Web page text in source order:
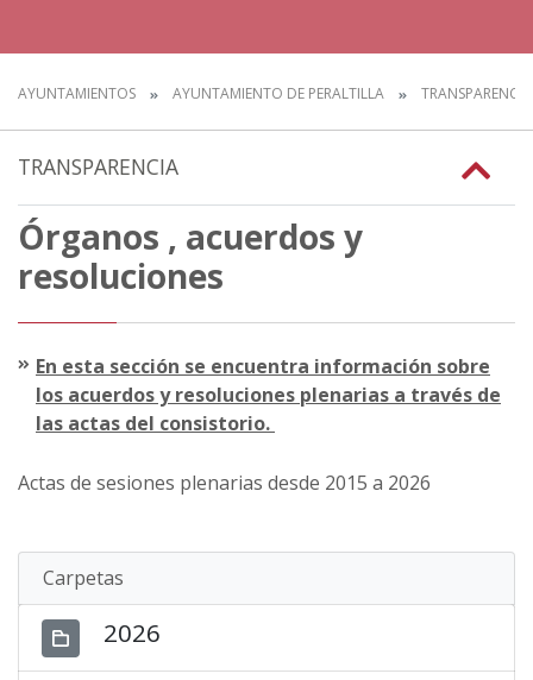
AYUNTAMIENTOS AYUNTAMIENTO DE PERALTILLA TRANSPARENCIA
TRANSPARENCIA
Órganos , acuerdos y
resoluciones
En esta sección se encuentra información sobre
los acuerdos y resoluciones plenarias a través de
las actas del consistorio.
Actas de sesiones plenarias desde 2015 a 2026
Carpetas
2026